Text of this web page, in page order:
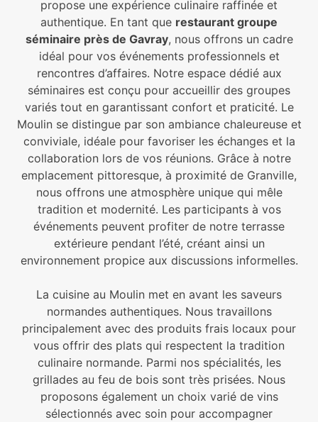
propose une expérience culinaire raffinée et
authentique. En tant que restaurant groupe
séminaire près de Gavray, nous offrons un cadre
idéal pour vos événements professionnels et
rencontres d’affaires. Notre espace dédié aux
séminaires est conçu pour accueillir des groupes
variés tout en garantissant confort et praticité. Le
Moulin se distingue par son ambiance chaleureuse et
conviviale, idéale pour favoriser les échanges et la
collaboration lors de vos réunions. Grâce à notre
emplacement pittoresque, à proximité de Granville,
nous offrons une atmosphère unique qui mêle
tradition et modernité. Les participants à vos
événements peuvent profiter de notre terrasse
extérieure pendant l’été, créant ainsi un
environnement propice aux discussions informelles.
La cuisine au Moulin met en avant les saveurs
normandes authentiques. Nous travaillons
principalement avec des produits frais locaux pour
vous offrir des plats qui respectent la tradition
culinaire normande. Parmi nos spécialités, les
grillades au feu de bois sont très prisées. Nous
proposons également un choix varié de vins
sélectionnés avec soin pour accompagner